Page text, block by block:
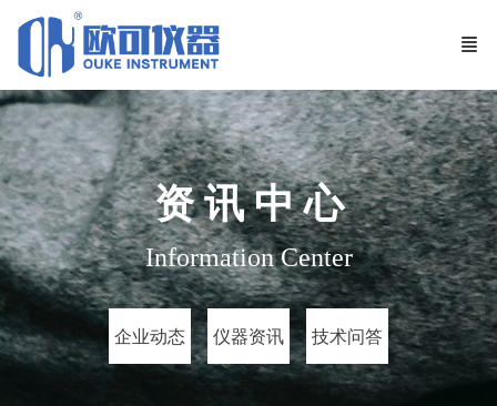
资 讯 中 心
Information Center
企业动态 仪器资讯 技术问答